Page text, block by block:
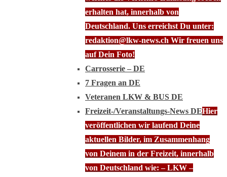
erhalten hat, innerhalb von
Deutschland. Uns erreichst Du unter:
redaktion@lkw-news.ch Wir freuen uns
auf Dein Foto!
Carrosserie – DE
7 Fragen an DE
Veteranen LKW & BUS DE
Freizeit-/Veranstaltungs-News DEHier
veröffentlichen wir laufend Deine
aktuellen Bilder, im Zusammenhang
von Deinem in der Freizeit, innerhalb
von Deutschland wie: – LKW –